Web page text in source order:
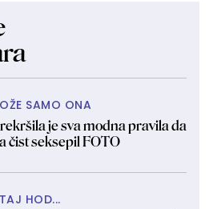
SAMO ONA
je sva modna pravila da
čist seksepil FOTO
TAJ HOD...